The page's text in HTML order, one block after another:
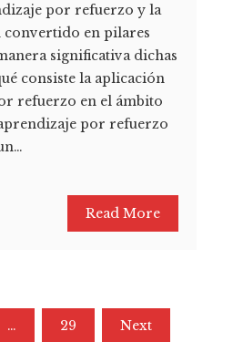
por refuerzo y la
convertido en pilares
significativa dichas
consiste la aplicación
refuerzo en el ámbito
por refuerzo
Read More
… 29 Next